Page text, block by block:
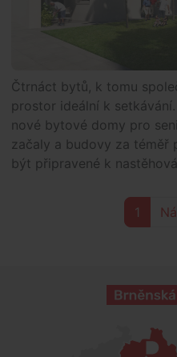
Čtrnáct bytů, k tomu
prostor ideální k
nové bytové domy pro
začaly a budovy za téměř
být připravené k
1